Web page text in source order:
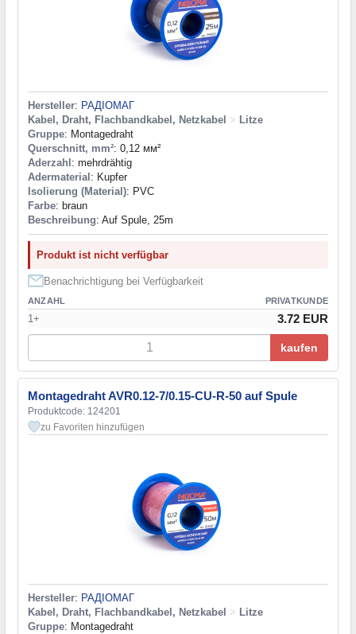
Hersteller: РАДІОМАГ
Kabel, Draht, Flachbandkabel, Netzkabel > Litze
Gruppe: Montagedraht
Querschnitt, mm²: 0,12 мм²
Aderzahl : mehrdrähtig
Adermaterial : Kupfer
Isolierung (Material): PVC
Farbe: braun
Beschreibung: Auf Spule, 25m
Produkt ist nicht verfügbar
Benachrichtigung bei Verfügbarkeit
ANZAHL PRIVATKUNDE
1+ 3.72 EUR
kaufen
Montagedraht AVR0.12-7/0.15-CU-R-50 auf Spule
Produktcode: 124201
zu Favoriten hinzufügen
Hersteller: РАДІОМАГ
Kabel, Draht, Flachbandkabel, Netzkabel > Litze
Gruppe: Montagedraht